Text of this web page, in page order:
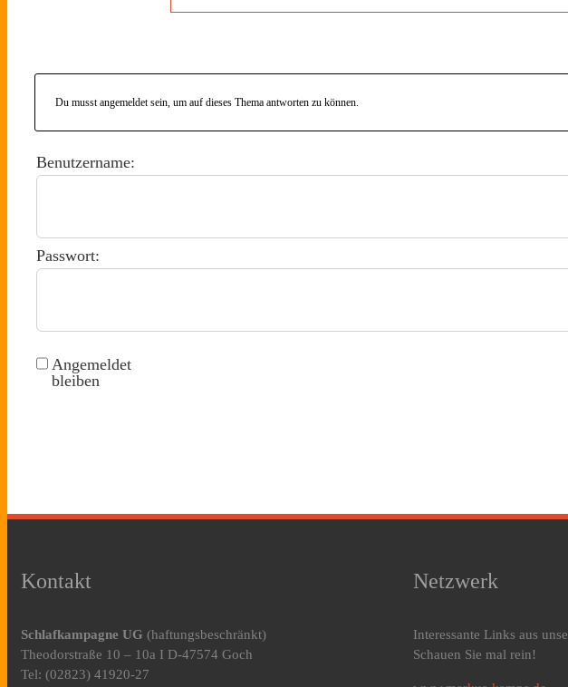
Du musst angemeldet sein, um auf dieses Thema antworten zu können.
Benutzername:
Passwort:
Angemeldet
bleiben
Kontakt
Schlafkampagne UG (haftungsbeschränkt)
Theodorstraße 10 – 10a I D-47574 Goch
Tel: (02823) 41920-27
Netzwerk
Interessante Links aus
Schauen Sie mal rein!